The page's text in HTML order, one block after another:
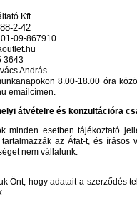
Kft.
2-42
09-867910
3643
András
8.00-18.00 óra
emailcímen.
átvételre és konzultációra
minden esetben tájékoztató
az Áfat-t, és írásos
nem vállalunk.
Önt, hogy adatait a szerződés